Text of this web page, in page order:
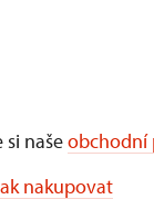
našeobchodní
nakupovat